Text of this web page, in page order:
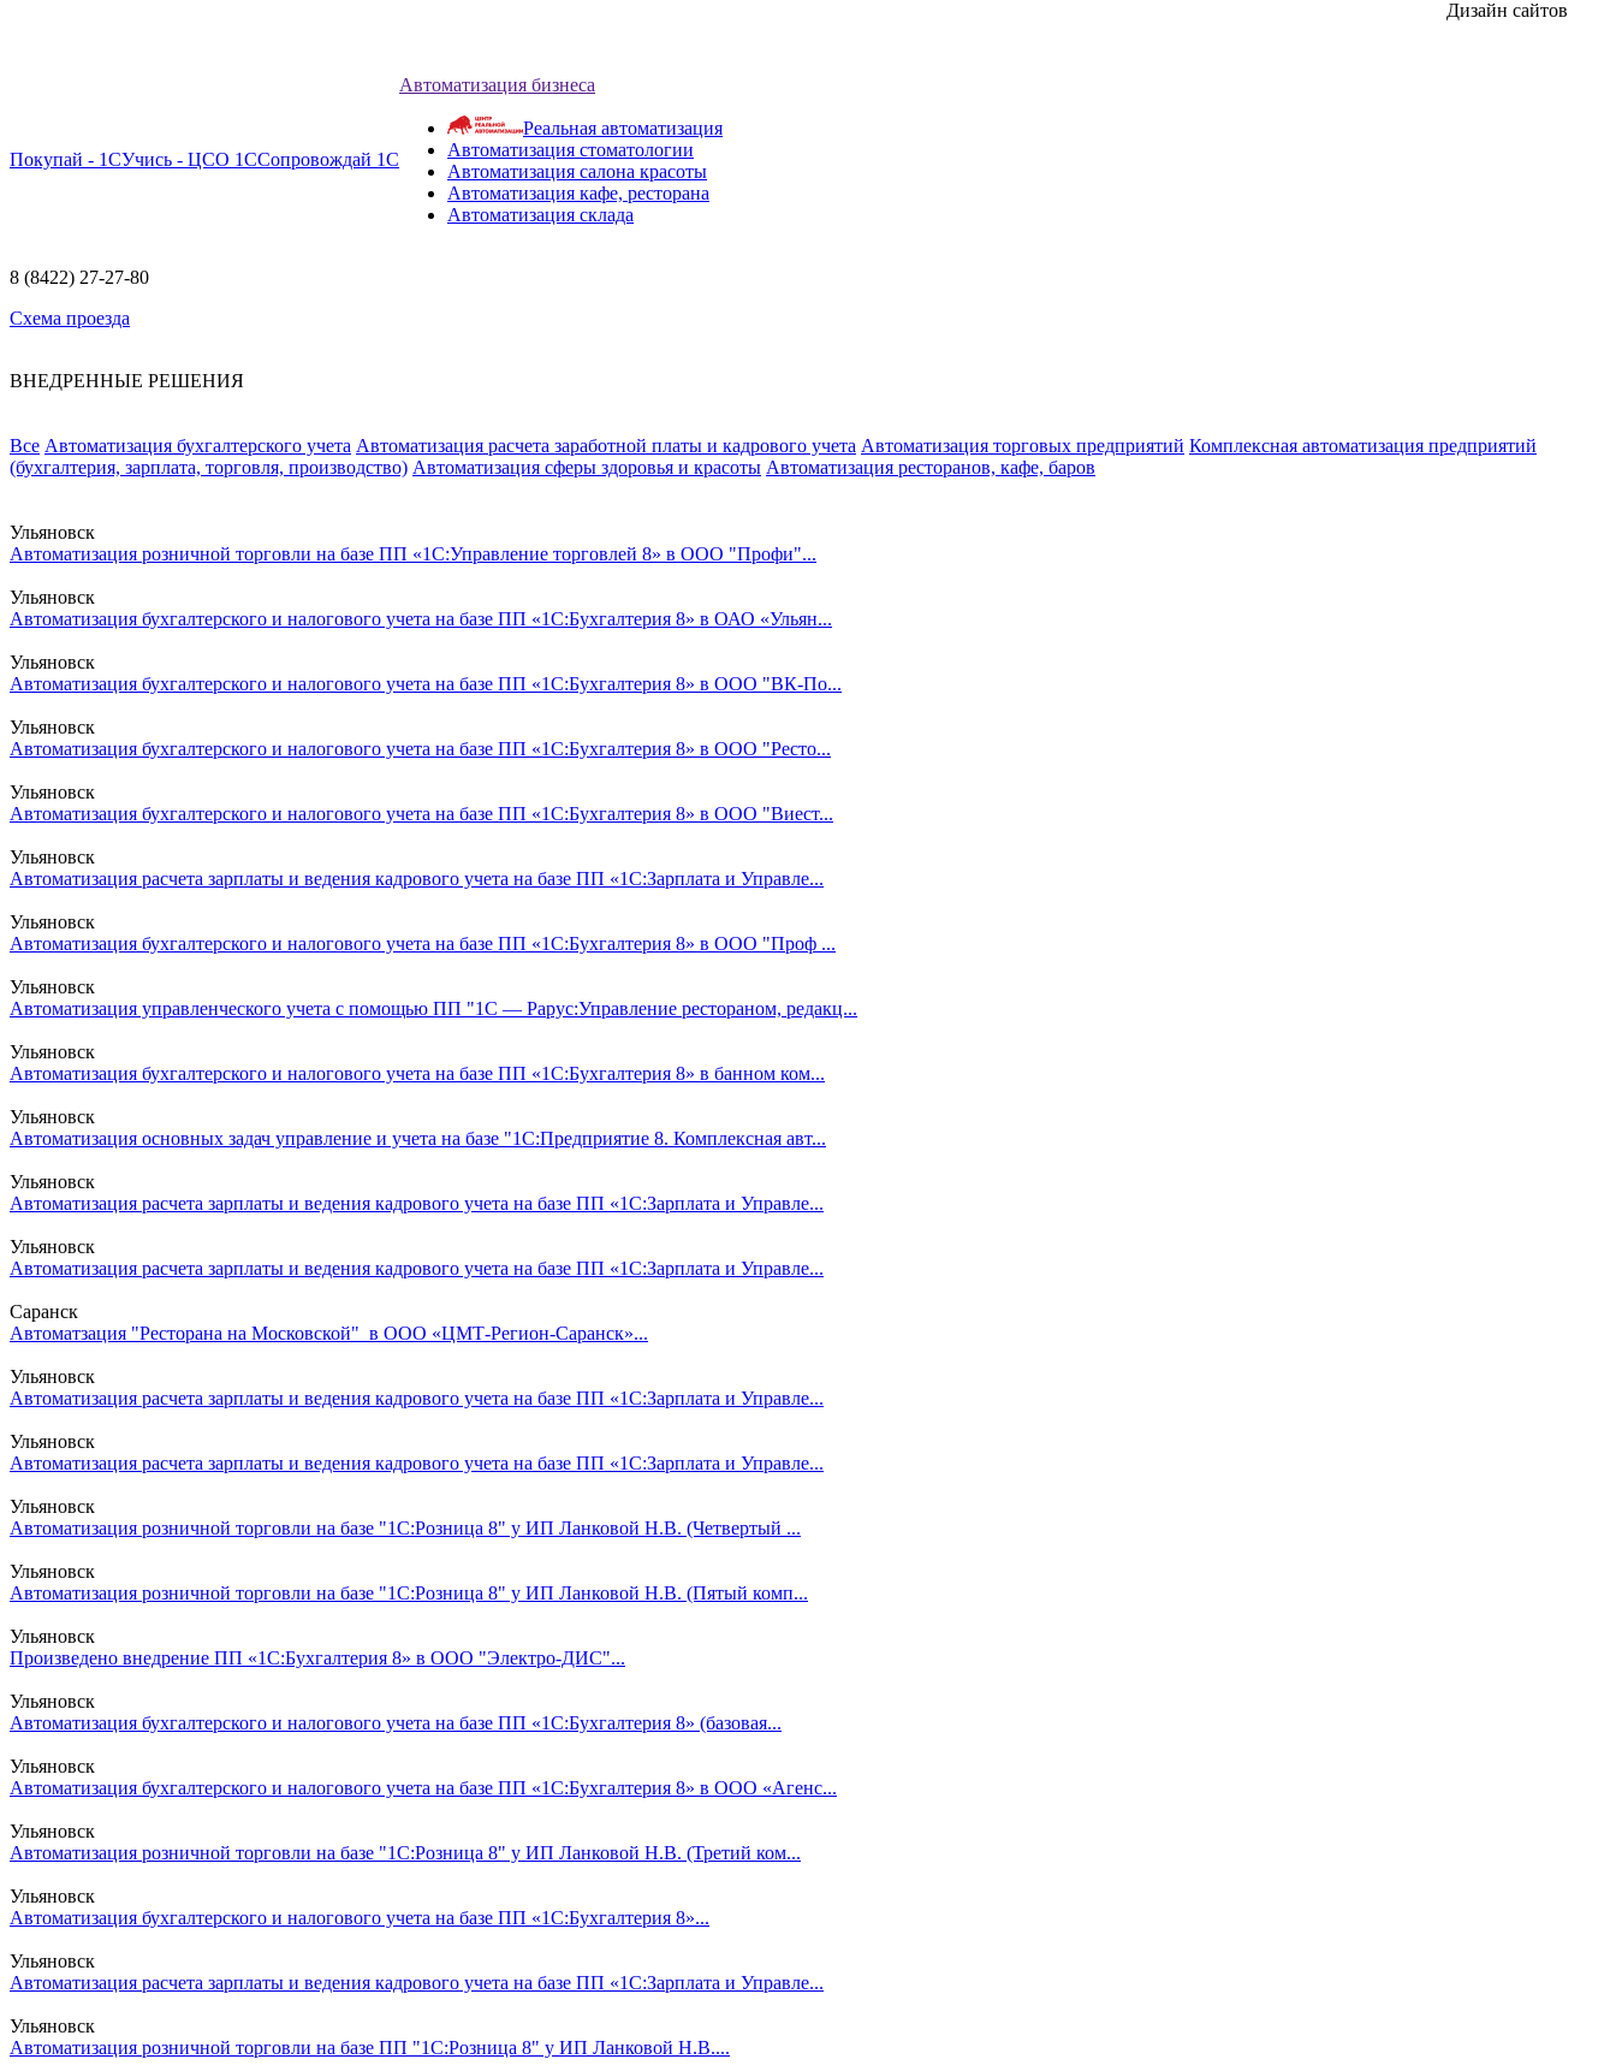
Покупай - 1СУчись - ЦСО 1ССопровождай 1С
Автоматизация бизнеса
Реальная автоматизация
Автоматизация стоматологии
Автоматизация салона красоты
Автоматизация кафе, ресторана
Автоматизация склада
8 (8422) 27-27-80
Схема проезда
ВНЕДРЕННЫЕ РЕШЕНИЯ
Все Автоматизация бухгалтерского учета Автоматизация расчета заработной платы и кадрового учета Автоматизация торговых предприятий Комплексная автоматизация предприятий
(бухгалтерия, зарплата, торговля, производство) Автоматизация сферы здоровья и красоты Автоматизация ресторанов, кафе, баров
Ульяновск
Автоматизация розничной торговли на базе ПП «1С:Управление торговлей 8» в ООО "Профи"...
Ульяновск
Автоматизация бухгалтерского и налогового учета на базе ПП «1С:Бухгалтерия 8» в ОАО «Ульян...
Ульяновск
Автоматизация бухгалтерского и налогового учета на базе ПП «1С:Бухгалтерия 8» в ООО "ВК-По...
Ульяновск
Автоматизация бухгалтерского и налогового учета на базе ПП «1С:Бухгалтерия 8» в ООО "Ресто...
Ульяновск
Автоматизация бухгалтерского и налогового учета на базе ПП «1С:Бухгалтерия 8» в ООО "Виест...
Ульяновск
Автоматизация расчета зарплаты и ведения кадрового учета на базе ПП «1С:Зарплата и Управле...
Ульяновск
Автоматизация бухгалтерского и налогового учета на базе ПП «1С:Бухгалтерия 8» в ООО "Проф ...
Ульяновск
Автоматизация управленческого учета с помощью ПП "1С — Рарус:Управление рестораном, редакц...
Ульяновск
Автоматизация бухгалтерского и налогового учета на базе ПП «1С:Бухгалтерия 8» в банном ком...
Ульяновск
Автоматизация основных задач управление и учета на базе "1С:Предприятие 8. Комплексная авт...
Ульяновск
Автоматизация расчета зарплаты и ведения кадрового учета на базе ПП «1С:Зарплата и Управле...
Ульяновск
Автоматизация расчета зарплаты и ведения кадрового учета на базе ПП «1С:Зарплата и Управле...
Саранск
Автоматзация "Ресторана на Московской" в ООО «ЦМТ-Регион-Саранск»...
Ульяновск
Автоматизация расчета зарплаты и ведения кадрового учета на базе ПП «1С:Зарплата и Управле...
Ульяновск
Автоматизация расчета зарплаты и ведения кадрового учета на базе ПП «1С:Зарплата и Управле...
Ульяновск
Автоматизация розничной торговли на базе "1С:Розница 8" у ИП Ланковой Н.В. (Четвертый ...
Ульяновск
Автоматизация розничной торговли на базе "1С:Розница 8" у ИП Ланковой Н.В. (Пятый комп...
Ульяновск
Произведено внедрение ПП «1С:Бухгалтерия 8» в ООО "Электро-ДИС"...
Ульяновск
Автоматизация бухгалтерского и налогового учета на базе ПП «1С:Бухгалтерия 8» (базовая...
Ульяновск
Автоматизация бухгалтерского и налогового учета на базе ПП «1С:Бухгалтерия 8» в ООО «Агенс...
Ульяновск
Автоматизация розничной торговли на базе "1С:Розница 8" у ИП Ланковой Н.В. (Третий ком...
Ульяновск
Автоматизация бухгалтерского и налогового учета на базе ПП «1С:Бухгалтерия 8»...
Ульяновск
Автоматизация расчета зарплаты и ведения кадрового учета на базе ПП «1С:Зарплата и Управле...
Ульяновск
Автоматизация розничной торговли на базе ПП "1С:Розница 8" у ИП Ланковой Н.В....
Дизайн сайтов